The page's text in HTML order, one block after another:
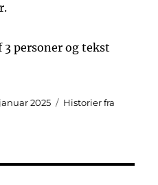
2025 Kategorier
Historier fra